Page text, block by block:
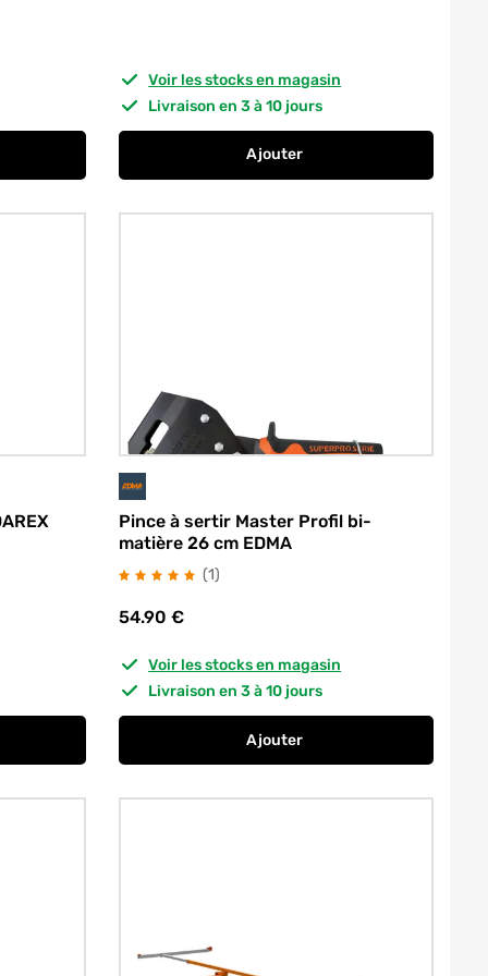
Voir les stocks en magasin
Livraison en 3 à 10 jours
Ajouter
FISCHER DAREX
Pince à sertir Master Profil bi-
matière 26 cm EDMA
(1)
54.90 €
Voir les stocks en magasin
Livraison en 3 à 10 jours
Ajouter
Pince à sertir Master Profil